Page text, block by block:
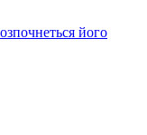
його